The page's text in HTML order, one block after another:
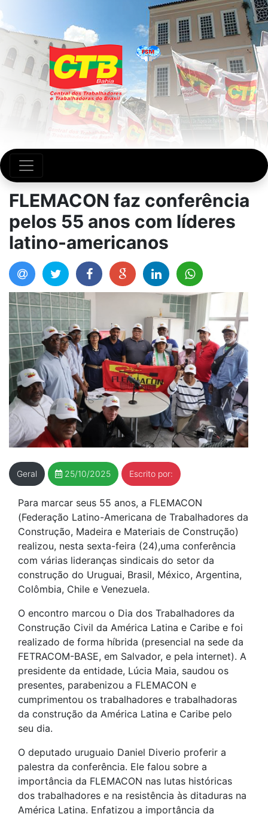
FLEMACON faz conferência
pelos 55 anos com líderes
latino-americanos
Geral 25/10/2025 Escrito por:
Para marcar seus 55 anos, a FLEMACON
(Federação Latino-Americana de Trabalhadores da
Construção, Madeira e Materiais de Construção)
realizou, nesta sexta-feira (24),uma conferência
com várias lideranças sindicais do setor da
construção do Uruguai, Brasil, México, Argentina,
Colômbia, Chile e Venezuela.
O encontro marcou o Dia dos Trabalhadores da
Construção Civil da América Latina e Caribe e foi
realizado de forma híbrida (presencial na sede da
FETRACOM-BASE, em Salvador, e pela internet). A
presidente da entidade, Lúcia Maia, saudou os
presentes, parabenizou a FLEMACON e
cumprimentou os trabalhadores e trabalhadoras
da construção da América Latina e Caribe pelo
seu dia.
O deputado uruguaio Daniel Diverio proferir a
palestra da conferência. Ele falou sobre a
importância da FLEMACON nas lutas históricas
dos trabalhadores e na resistência às ditaduras na
América Latina. Enfatizou a importância da